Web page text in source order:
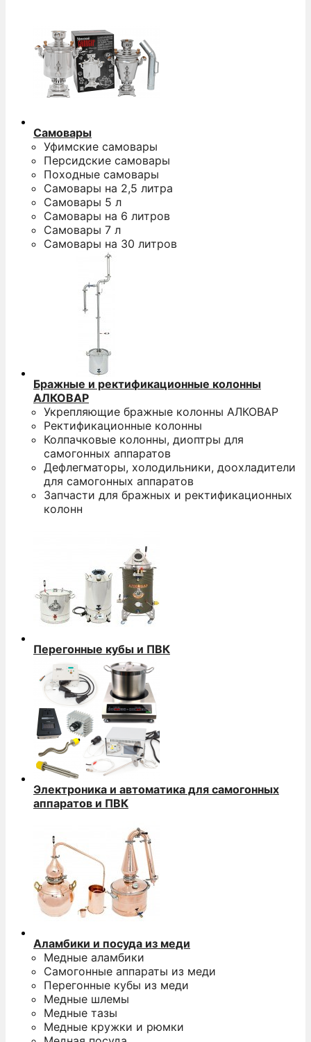
Самовары
Уфимские самовары
Персидские самовары
Походные самовары
Самовары на 2,5 литра
Самовары 5 л
Самовары на 6 литров
Самовары 7 л
Самовары на 30 литров
Бражные и ректификационные колонны
АЛКОВАР
Укрепляющие бражные колонны АЛКОВАР
Ректификационные колонны
Колпачковые колонны, диоптры для
самогонных аппаратов
Дефлегматоры, холодильники, доохладители
для самогонных аппаратов
Запчасти для бражных и ректификационных
колонн
Перегонные кубы и ПВК
Электроника и автоматика для самогонных
аппаратов и ПВК
Аламбики и посуда из меди
Медные аламбики
Самогонные аппараты из меди
Перегонные кубы из меди
Медные шлемы
Медные тазы
Медные кружки и рюмки